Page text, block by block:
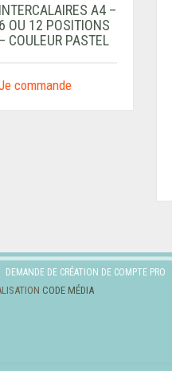
INTERCALAIRES A4 –
6 OU 12 POSITIONS
– COULEUR PASTEL
commande
DEMANDE DE CRÉATION DE COMPTE PRO
CODE MÉDIA